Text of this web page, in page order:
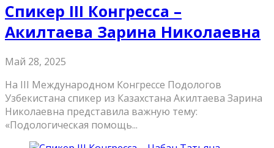
Спикер III Конгресса –
Акилтаева Зарина Николаевна
Май 28, 2025
На III Международном Конгрессе Подологов
Узбекистана спикер из Казахстана Акилтаева Зарина
Николаевна представила важную тему:
«Подологическая помощь...